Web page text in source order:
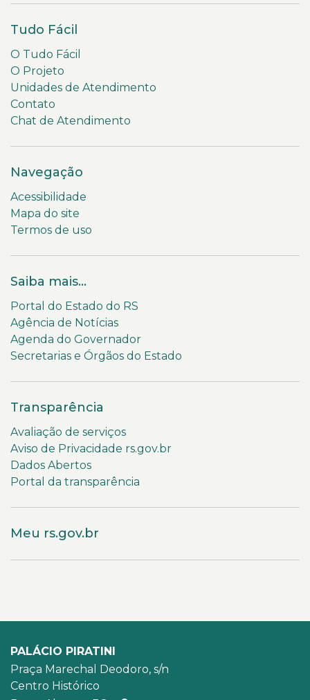
Tudo Fácil
O Tudo Fácil
O Projeto
Unidades de Atendimento
Contato
Chat de Atendimento
Navegação
Acessibilidade
Mapa do site
Termos de uso
Saiba mais...
Portal do Estado do RS
Agência de Notícias
Agenda do Governador
Secretarias e Órgãos do Estado
Transparência
Avaliação de serviços
Aviso de Privacidade rs.gov.br
Dados Abertos
Portal da transparência
Meu rs.gov.br
PALÁCIO PIRATINI
Praça Marechal Deodoro, s/n
Centro Histórico